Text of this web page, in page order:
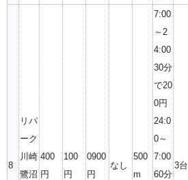
8
リパ
ーク
川崎
鷺沼
400
円
100
円
0900
円
なし
500
m
7:00
～2
4:00
30分
で20
0円
24:0
0～
7:00
60分
3台